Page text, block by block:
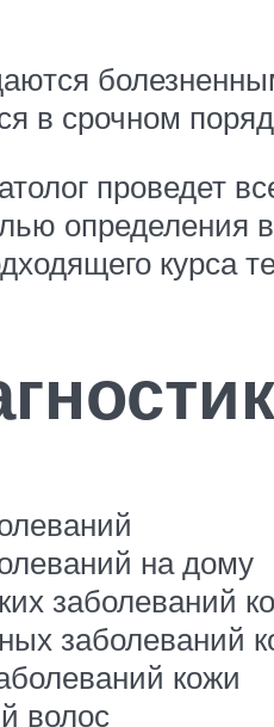
в срочном
проведет
определения
курса
на дому
заболеваний
заболеваний
кожи
волос